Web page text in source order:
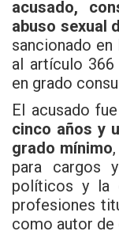
acusado,
abuso sexual
sancionado
al artículo 366
en grado
El acusado
cinco años y
grado mínimo
para cargos
políticos y la
profesiones
como autor de